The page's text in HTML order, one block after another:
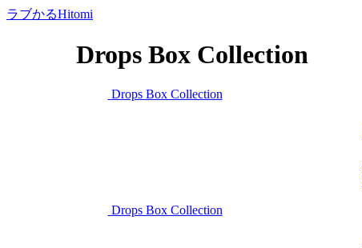
ラブかるHitomi
Drops Box Collection
Drops Box Collection
Drops Box Collection